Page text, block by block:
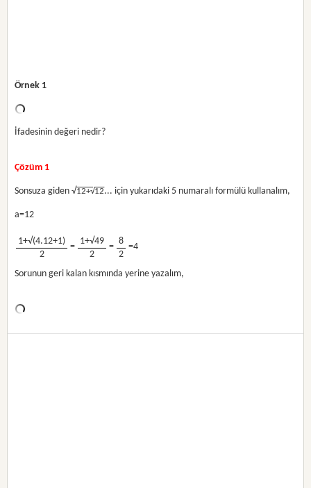
Örnek 1
İfadesinin değeri nedir?
Çözüm 1
Sonsuza giden √12+√12... için yukarıdaki 5 numaralı formülü kullanalım,
a=12
1+√(4.12+1)
2
=
1+√49
2
=
8
2
=4
Sorunun geri kalan kısmında yerine yazalım,